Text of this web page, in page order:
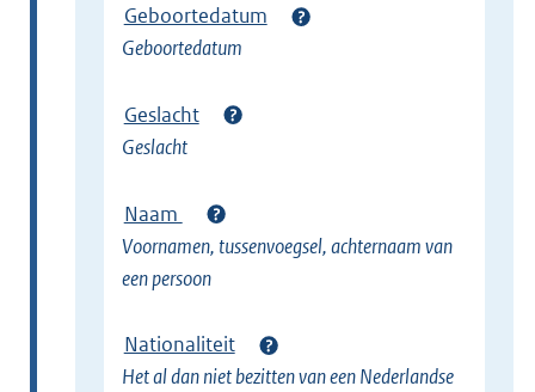
Geboortedatum
Geboortedatum
Geslacht
Geslacht
Naam
Voornamen, tussenvoegsel, achternaam van
een persoon
Nationaliteit
Het al dan niet bezitten van een Nederlandse